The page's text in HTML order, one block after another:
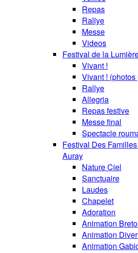
Repas
Rallye
Messe
Videos
Festival de la
Vivant !
Vivant ! (photos
Rallye
Allegria
Repas festive
Messe final
Spectacle
Festival Des
Auray
Nature Ciel
Sanctuaire
Laudes
Chapelet
Adoration
Animation
Animation
Animation